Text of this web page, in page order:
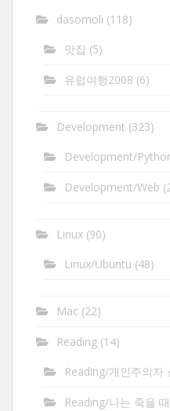
dasomoli (118)
맛집 (5)
유럽여행2008 (6)
Development (323)
Development/
Development/Web
Linux (90)
Linux/Ubuntu (48)
Mac (22)
Reading (14)
Reading/개인주의자
Reading/나는 죽을